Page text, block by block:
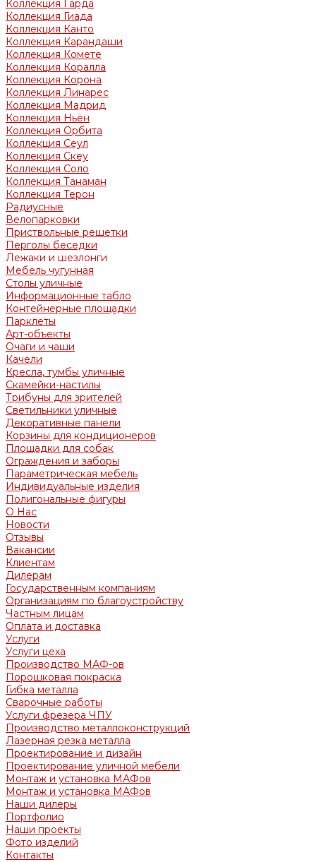
Коллекция Гарда
Коллекция Гиада
Коллекция Канто
Коллекция Карандаши
Коллекция Комете
Коллекция Коралла
Коллекция Корона
Коллекция Линарес
Коллекция Мадрид
Коллекция Ньён
Коллекция Орбита
Коллекция Сеул
Коллекция Скеу
Коллекция Соло
Коллекция Танаман
Коллекция Терон
Радиусные
Велопарковки
Приствольные решетки
Перголы беседки
Лежаки и шезлонги
Мебель чугунная
Столы уличные
Информационные табло
Контейнерные площадки
Парклеты
Арт-объекты
Очаги и чаши
Качели
Кресла, тумбы уличные
Скамейки-настилы
Трибуны для зрителей
Светильники уличные
Декоративные панели
Корзины для кондиционеров
Площадки для собак
Ограждения и заборы
Параметрическая мебель
Индивидуальные изделия
Полигональные фигуры
О Нас
Новости
Отзывы
Вакансии
Клиентам
Дилерам
Государственным компаниям
Организациям по благоустройству
Частным лицам
Оплата и доставка
Услуги
Услуги цеха
Производство МАФ-ов
Порошковая покраска
Гибка металла
Сварочные работы
Услуги фрезера ЧПУ
Производство металлоконструкций
Лазерная резка металла
Проектирование и дизайн
Проектирование уличной мебели
Монтаж и установка МАФов
Монтаж и установка МАФов
Наши дилеры
Портфолио
Наши проекты
Фото изделий
Контакты